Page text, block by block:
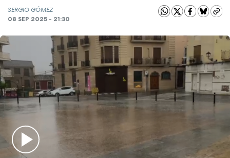
SERGIO GÓMEZ
08 SEP 2025 - 21:30
Play